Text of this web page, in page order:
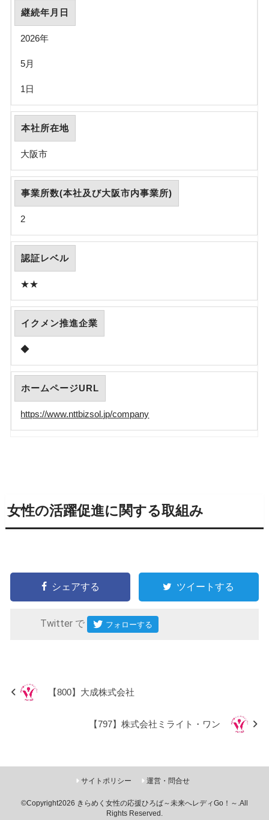
継続年月日
2026年
5月
1日
本社所在地
大阪市
事業所数(本社及び大阪市内事業所)
2
認証レベル
★★
イクメン推進企業
◆
ホームページURL
https://www.nttbizsol.jp/company
女性の活躍促進に関する取組み
シェアする ツイートする
Twitter で
【800】大成株式会社
【797】株式会社ミライト・ワン
サイトポリシー 運営・問合せ
©Copyright2026 きらめく女性の応援ひろば～未来へレディGo！～ .All
Rights Reserved.